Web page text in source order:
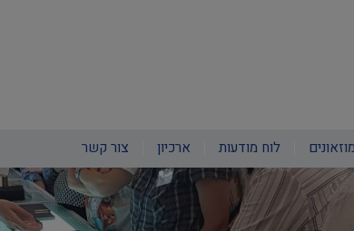
לוח מודעות ארכיון צור קשר